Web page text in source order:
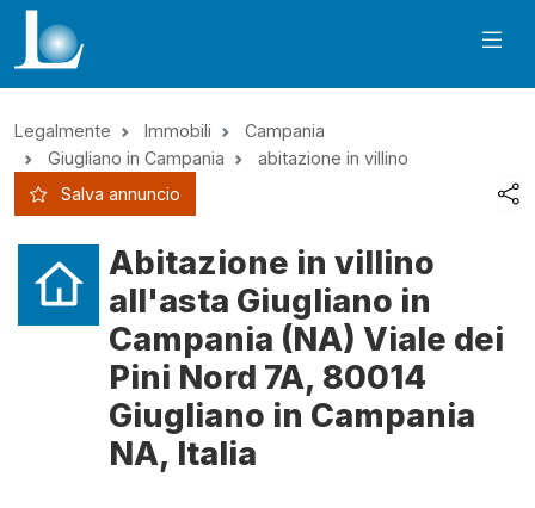
Legalmente Immobili
Campania
Giugliano in Campania
abitazione in villino
Salva annuncio
Abitazione in villino
all'asta Giugliano in
Campania (NA) Viale dei
Pini Nord 7A, 80014
Giugliano in Campania
NA, Italia